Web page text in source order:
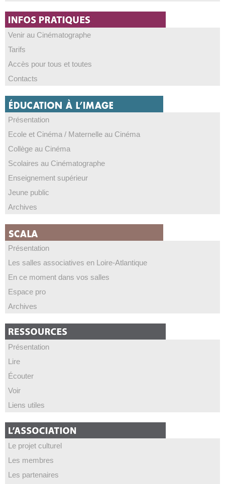
Venir au Cinématographe
Tarifs
Accès pour tous et toutes
Contacts
Présentation
Ecole et Cinéma / Maternelle au Cinéma
Collège au Cinéma
Scolaires au Cinématographe
Enseignement supérieur
Jeune public
Archives
Présentation
Les salles associatives en Loire-Atlantique
En ce moment dans vos salles
Espace pro
Archives
Présentation
Lire
Écouter
Voir
Liens utiles
Le projet culturel
Les membres
Les partenaires